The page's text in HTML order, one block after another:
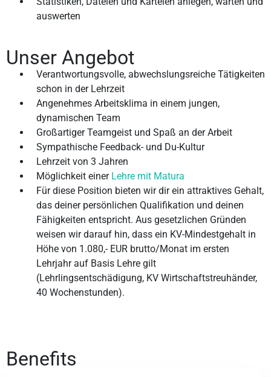
auswerten
Unser Angebot
Verantwortungsvolle, abwechslungsreiche Tätigkeiten
schon in der Lehrzeit
Angenehmes Arbeitsklima in einem jungen,
dynamischen Team
Großartiger Teamgeist und Spaß an der Arbeit
Sympathische Feedback- und Du-Kultur
Lehrzeit von 3 Jahren
Möglichkeit einer Lehre mit Matura
Für diese Position bieten wir dir ein attraktives Gehalt,
das deiner persönlichen Qualifikation und deinen
Fähigkeiten entspricht. Aus gesetzlichen Gründen
weisen wir darauf hin, dass ein KV-Mindestgehalt in
Höhe von 1.080,- EUR brutto/Monat im ersten
Lehrjahr auf Basis Lehre gilt
(Lehrlingsentschädigung, KV Wirtschaftstreuhänder,
40 Wochenstunden).
Benefits